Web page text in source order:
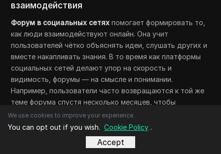
взаимодействия
Форум в социальных сетях помогает формировать то,
как люди взаимодействуют онлайн. Она учит
пользователей чётко объяснять идеи, слушать других и
вместе накапливать знания. В то время как платформы
социальных сетей делают упор на скорость и
видимость, форумы — на смысле и понимании.
Например, пользователи часто возвращаются к той же
теме форума спустя несколько месяцев, чтобы
обновлять результаты или делиться ими. Такое
долгосрочное взаимодействие помогает форумам
оставаться актуальными, даже несмотря на изменения
We use cookies to improve your experience.
You can opt out if you wish. Cookie Policy .
Accept